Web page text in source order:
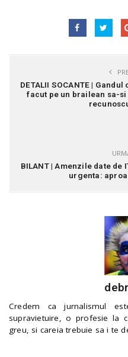
DETALII SOCANTE |
facut pe un brailean sa-si
BILANT | Amenzile date
urgenta:
Credem ca jurnalismul
supravietuire, o profesie la
greu, si careia trebuie sa i te